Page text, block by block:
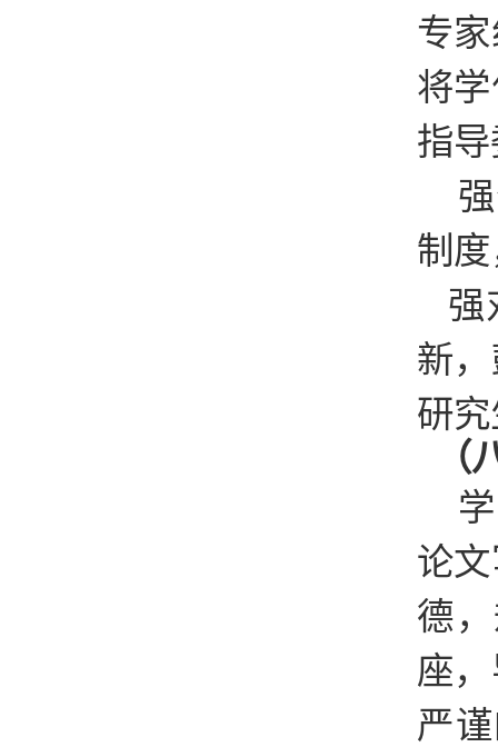
专
将
指
制
强
新
研
（
论
德
座
严